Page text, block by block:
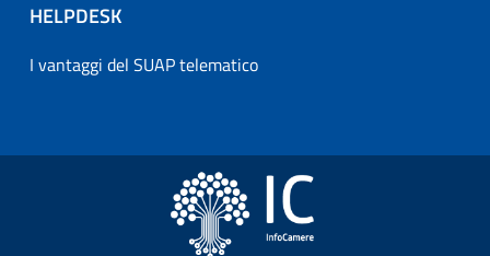
HELPDESK
I vantaggi del SUAP telematico